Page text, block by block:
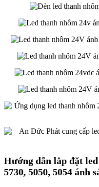
Hướng dẫn lắp đặt
5730, 5050, 5054 ánh